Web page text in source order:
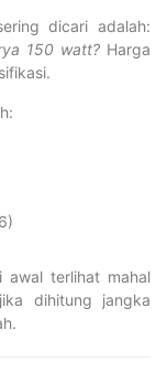
dicari adalah:
150 watt? Harga
awal terlihat mahal
dihitung jangka